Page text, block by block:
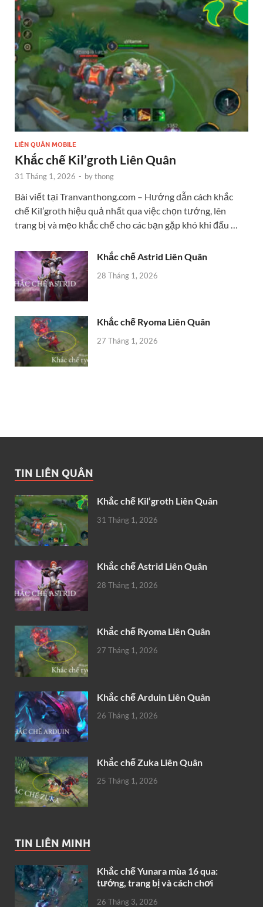
LIÊN QUÂN MOBILE
Khắc chế Kil’groth Liên Quân
31 Tháng 1, 2026 - bythong
Bài viết tại Tranvanthong.com – Hướng dẫn cách khắc
chế Kil’groth hiệu quả nhất qua việc chọn tướng, lên
trang bị và mẹo khắc chế cho các bạn gặp khó khi đấu …
Khắc chế Astrid Liên Quân
28 Tháng 1, 2026
Khắc chế Ryoma Liên Quân
27 Tháng 1, 2026
TIN LIÊN QUÂN
Khắc chế Kil’groth Liên Quân
31 Tháng 1, 2026
Khắc chế Astrid Liên Quân
28 Tháng 1, 2026
Khắc chế Ryoma Liên Quân
27 Tháng 1, 2026
Khắc chế Arduin Liên Quân
26 Tháng 1, 2026
Khắc chế Zuka Liên Quân
25 Tháng 1, 2026
TIN LIÊN MINH
Khắc chế Yunara mùa 16 qua:
tướng, trang bị và cách chơi
26 Tháng 3, 2026